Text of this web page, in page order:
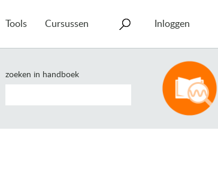
Tools Cursussen Inloggen
zoeken in handboek